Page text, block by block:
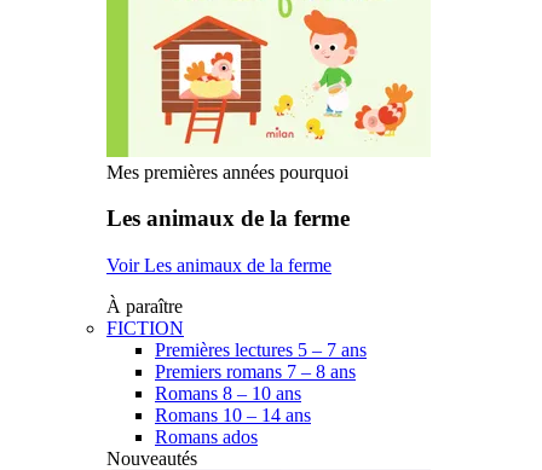
Mes premières années pourquoi
Les animaux de la ferme
Voir Les animaux de la ferme
À paraître
FICTION
Premières lectures 5 – 7 ans
Premiers romans 7 – 8 ans
Romans 8 – 10 ans
Romans 10 – 14 ans
Romans ados
Nouveautés